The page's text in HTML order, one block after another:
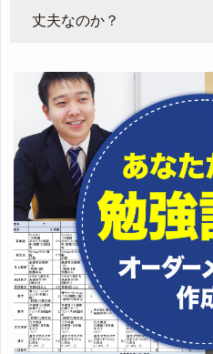
丈夫なのか？